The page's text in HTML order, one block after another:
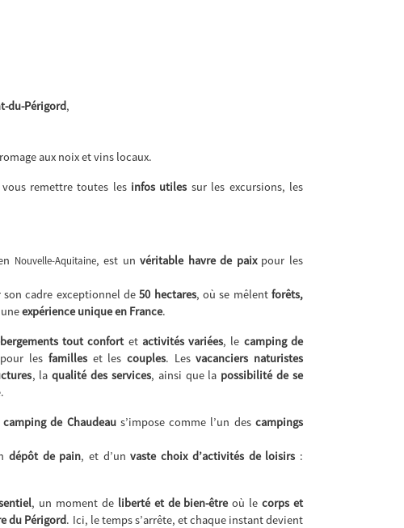
du-Périgord,
aux noix et vins locaux.
remettre toutes les infos utiles sur les excursions, les
Nouvelle-Aquitaine, est unvéritable havre de paixpour les
cadre exceptionnel de50 hectares, où se mêlentforêts,
expérience unique en France.
tout confortet activités variées, le camping de
les familleset les couples. Lesvacanciers naturistes
, laqualité des services, ainsi que la possibilité de se
camping de Chaudeaus’impose comme l’un descampings
dépôt de pain, et d’unvaste choix d’activités de loisirs :
, un moment de liberté et de bien-être où lecorps et
du Périgord. Ici, le temps s’arrête, et chaque instant devient